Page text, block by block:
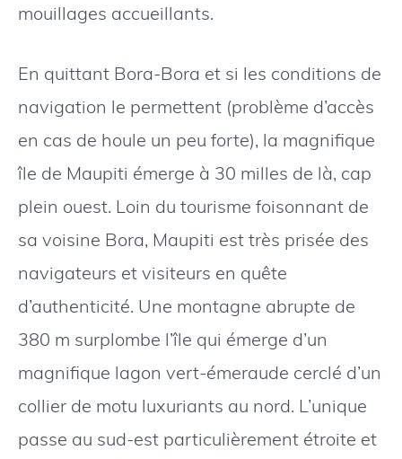
mouillages accueillants.
En quittant Bora-Bora et si les conditions de
navigation le permettent (problème d’accès
en cas de houle un peu forte), la magnifique
île de Maupiti émerge à 30 milles de là, cap
plein ouest. Loin du tourisme foisonnant de
sa voisine Bora, Maupiti est très prisée des
navigateurs et visiteurs en quête
d’authenticité. Une montagne abrupte de
380 m surplombe l’île qui émerge d’un
magnifique lagon vert-émeraude cerclé d’un
collier de motu luxuriants au nord. L’unique
passe au sud-est particulièrement étroite et